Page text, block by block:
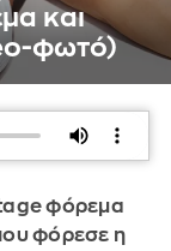
και
φωτό)
φόρεμα
φόρεσε η